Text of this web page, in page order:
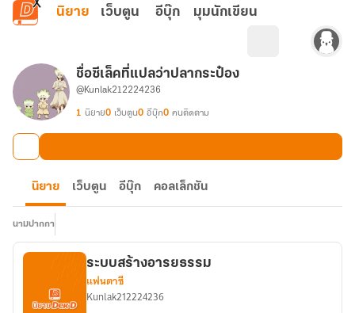
ข้ามไปยังเนื้อหาหลัก
นิยาย เว็บตูน อีบุ๊ก มุมนักเขียน
ชื่อซีเล็คที่แปลว่าปลากระป๋อง
@Kunlak212224236
1 นิยาย0 เว็บตูน0 อีบุ๊ก0 คนติดตาม
นิยาย เว็บตูน อีบุ๊ก คอลเล็กชัน
นามปากกา
ระบบสร้างอารยธรรม
แฟนตาซี
Kunlak212224236